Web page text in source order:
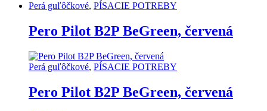
Perá guľôčkové, PÍSACIE POTREBY
Pero Pilot B2P BeGreen, červená
Perá guľôčkové, PÍSACIE POTREBY
Pero Pilot B2P BeGreen, červená